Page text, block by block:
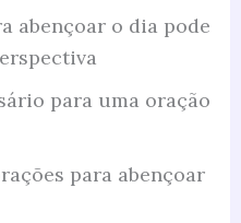
abençoar o dia pode
para uma oração
para abençoar